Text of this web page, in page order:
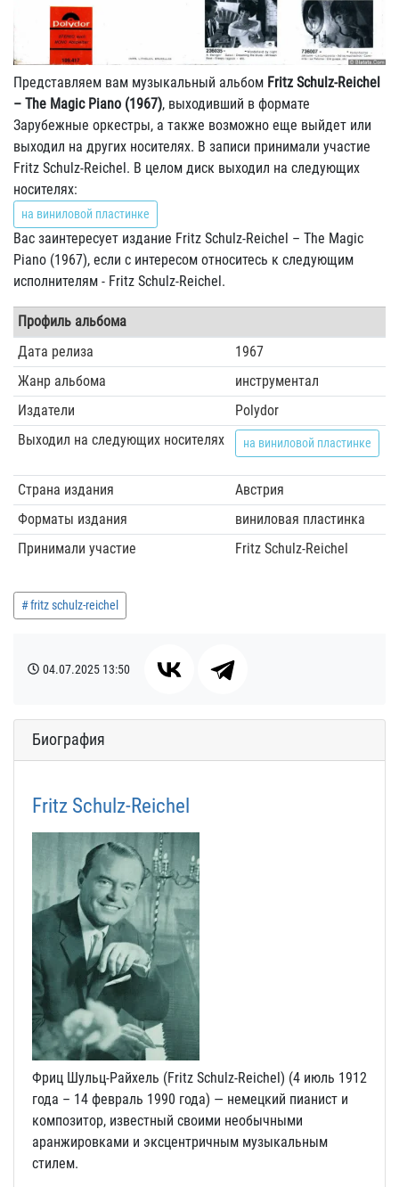
Представляем вам музыкальный альбом Fritz Schulz-Reichel
– The Magic Piano (1967), выходивший в формате
Зарубежные оркестры, а также возможно еще выйдет или
выходил на других носителях. В записи принимали участие
Fritz Schulz-Reichel. В целом диск выходил на следующих
носителях:
на виниловой пластинке
Вас заинтересует издание Fritz Schulz-Reichel – The Magic
Piano (1967), если с интересом относитесь к следующим
исполнителям - Fritz Schulz-Reichel.
Профиль альбома
Дата релиза
1967
Жанр альбома
инструментал
Издатели
Polydor
Выходил на следующих носителях
на виниловой пластинке
Страна издания
Австрия
Форматы издания
виниловая пластинка
Принимали участие
Fritz Schulz-Reichel
fritz schulz-reichel
04.07.2025 13:50
Биография
Fritz Schulz-Reichel
Фриц Шульц-Райхель (Fritz Schulz-Reichel) (4 июль 1912
года – 14 февраль 1990 года) — немецкий пианист и
композитор, известный своими необычными
аранжировками и эксцентричным музыкальным
стилем.